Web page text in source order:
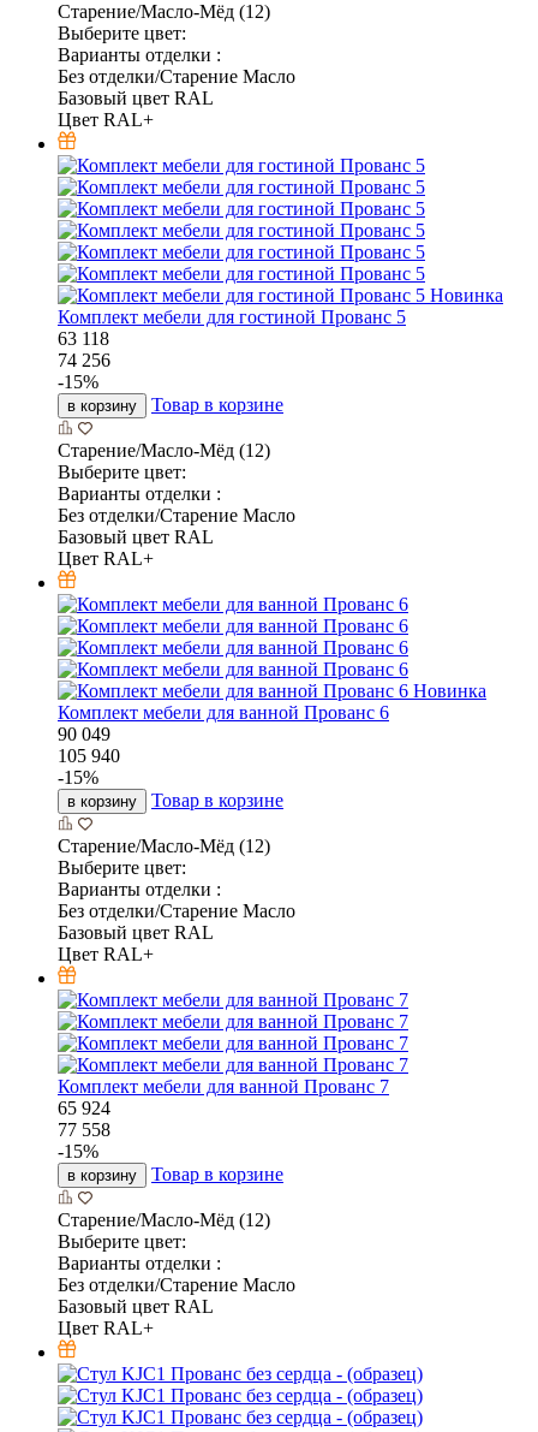
Старение/Масло-Мёд (12)
Выберите цвет:
Варианты отделки :
Без отделки/Старение Масло
Базовый цвет RAL
Цвет RAL+
Новинка
Комплект мебели для гостиной Прованс 5
63 118
74 256
-15%
в корзину Товар в корзине
Старение/Масло-Мёд (12)
Выберите цвет:
Варианты отделки :
Без отделки/Старение Масло
Базовый цвет RAL
Цвет RAL+
Новинка
Комплект мебели для ванной Прованс 6
90 049
105 940
-15%
в корзину Товар в корзине
Старение/Масло-Мёд (12)
Выберите цвет:
Варианты отделки :
Без отделки/Старение Масло
Базовый цвет RAL
Цвет RAL+
Комплект мебели для ванной Прованс 7
65 924
77 558
-15%
в корзину Товар в корзине
Старение/Масло-Мёд (12)
Выберите цвет:
Варианты отделки :
Без отделки/Старение Масло
Базовый цвет RAL
Цвет RAL+